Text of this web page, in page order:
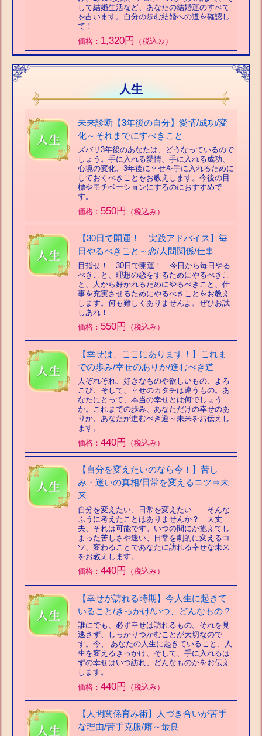
して結婚生活など、あなたの結婚運のすべて
を占います。自分の歩む結婚への道を確認し
て！
価格： 1,320円 （税込み）
人生
未来診断【3年後の自分】愛情/成功/変
化～それまでにすべきこと
ズバリ3年後のあなたは、どうなっているので
しょう。手に入れる愛情、手に入れる成功、
心境の変化、3年後に幸せを手に入れるために
しておくべきことをお教えします。今後の目
標やモチベーションにするのにおすすめで
す。
価格： 550円 （税込み）
【30日で開運！ 実践アドバイス】毎
日やるべきこと～恋/人間関係/仕事
目指せ！ 30日で開運！ 今日から毎日やる
べきこと、理想の恋をするためにやるべきこ
と、人から好かれるためにやるべきこと、仕
事を充実させるためにやるべきことをお教え
します。何も難しくありませんよ。ぜひお試
しあれ！
価格： 550円 （税込み）
【幸せは、ここにあります！】これま
での歩み/幸せのありか/進むべき道
人ぞれぞれ、好きなものや欲しいもの、よろ
こび、そして、幸せのカタチは違うもの。あ
なたにとって、本当の幸せとは何でしょう
か。これまでの歩み、あなただけの幸せのあ
りか、あなたが進むべき道～未来をお伝えし
ます。
価格：440円 （税込み）
【自分を変えたいのなら今！】苦し
み・迷いの真相/日常を変えるコツ⇒未
来
自分を変えたい、日常を変えたい……そんな
ふうに考えたことはありませんか？ 大丈
夫、それは可能です。いつの間にか抱えてし
まった苦しさや迷い、日常を劇的に変えるコ
ツ、変わることであなたに訪れる幸せな未来
をお教えします。
価格：440円 （税込み）
【幸せが訪れる時期】今人生に起きて
いること/きっかけ/いつ、どんなもの？
誰にでも、必ず幸せは訪れるもの。それを見
逃さず、しっかりつかむことが大切なので
す。今、 あなたの人生に起きていること、人
生を変えるきっかけ、そして、手に入れるは
ずの幸せはいつ訪れ、どんなものかをお伝え
します。
価格：440円 （税込み）
【人間関係育み術】人づき合いが苦手
な理由/苦手克服/癖～最良